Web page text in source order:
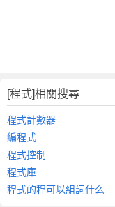
[程式]相關搜尋
程式計數器
編程式
程式控制
程式庫
程式的程可以組詞什么